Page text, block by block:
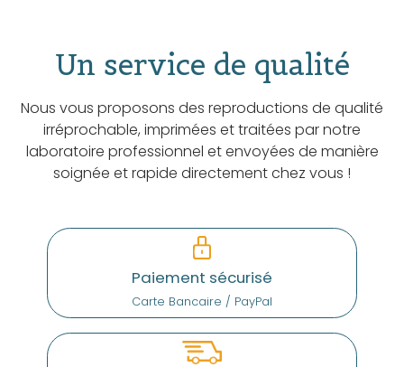
Un service de qualité
Nous vous proposons des reproductions de qualité
irréprochable, imprimées et traitées par notre
laboratoire professionnel et envoyées de manière
soignée et rapide directement chez vous !
Paiement sécurisé
Carte Bancaire / PayPal